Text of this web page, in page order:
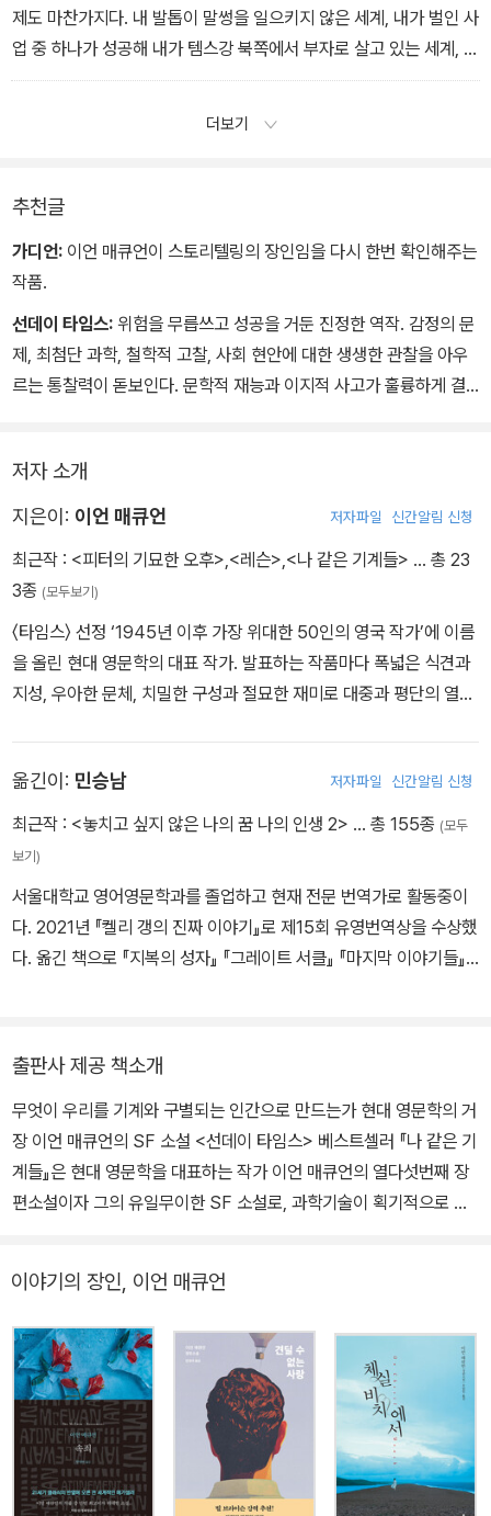
한 논의를 위해 총리 별장에서 가진 대처 총리와의 오찬, 아마존 보호
를 호소하기 위한 브라질 대통령과의 만찬이있었다. 그는 오랜 세
월 컴퓨터 혁명의 얼굴, 새 유전학의 목소리로 살아왔고 거의 스티
제도 마찬가지다. 내 발톱이 말썽을 일으키지 않은 세계, 내가 벌인 사
업 중 하나가 성공해 내가 템스강 북쪽에서 부자로 살고 있는 세계, 셰
익스피어가 어릴 때 죽어서 아무도 그를 그리워하지 않고, 미국이 완
인 세계, 육천육백만 년 전 지구가 운석과 충돌하기 전에 몇 분 더회전
서 공룡이 멸종하지 않고 영리한 유인원을 포함한 포유류에게 미래
를 내주지 않은 세계, 그런 세계들을 떠올리는건 얼마나 쉬운가.
더보기
추천글
가디언: 이언 매큐언이 스토리텔링의 장인임을 다시 한번 확인해주는
작품.
선데이 타임스: 위험을 무릅쓰고 성공을 거둔 진정한 역작. 감정의 문
제, 최첨단 과학, 철학적 고찰, 사회 현안에 대한 생생한 관찰을 아우
르는 통찰력이 돋보인다. 문학적 재능과 이지적 사고가 훌륭하게 결
저자 소개
지은이: 이언 매큐언 저자파일 신간알림 신청
최근작 : <피터의 기묘한 오후> <레슨> <나 같은 기계들> … 총 23
3종 (모두보기)
〈타임스〉 선정 ‘1945년 이후 가장 위대한 50인의 영국 작가’에 이름
을 올린 현대 영문학의 대표 작가. 발표하는 작품마다 폭넓은 식견과
지성, 우아한 문체, 치밀한 구성과 절묘한 재미로 대중과 평단의 열렬
다니며 자랐다. 1970년 서식스대학교 영문학부를 졸업한 후 이스트
앵글리아대학교에서 문학 석사학위를 받았고, 소설가 맬컴 브래드버
리의 지도하에 소설 창작을 공부했다. 1975년 소설집 『첫 사랑 마지
『검은 개』를 발표해 『위험한 이방인』에 이어 두번째로 부커상 최종
후보에 올랐고, 1998년 『암스테르담』으로 부커상을 수상했다. 이어
세계적인 베스트셀러 『속죄』로 LA 타임스 도서상, 전미도서비평가협
부커상 최종 후보에 올랐으며 브리티시 북 어워드 올해의 도서상과
학적 전환점에 들어섰다는 찬사를 받았다. 그 밖의 작품으로 『이노센
트』 『견딜 수 없는 사랑』 『토요일』 『솔라』 『칠드런 액트』 『넛셸』 『나
같은 기계들』 『바퀴벌레』 등이 있으며, 다수의 작품이 영화화되었다.
1983년 왕립 문학회 회원으로 선출되었고, 2000년 영국 왕실로부
년 괴테문화원이 수여하는 괴테 메달을 받았다.
옮긴이: 민승남 저자파일 신간알림 신청
최근작 : <놓치고 싶지 않은 나의 꿈 나의 인생 2> … 총 155종 (모두
보기)
서울대학교 영어영문학과를 졸업하고 현재 전문 번역가로 활동중이
다. 2021년 『켈리 갱의 진짜 이야기』로 제15회 유영번역상을 수상했
다. 옮긴 책으로 『지복의 성자』 『그레이트 서클』 『마지막 이야기들』
울』 『기러기』 『밤으로의 긴 여로』 『인도로 가는 길』 등이 있다.
출판사 제공 책소개
무엇이 우리를 기계와 구별되는 인간으로 만드는가 현대 영문학의 거
장 이언 매큐언의 SF 소설 <선데이 타임스> 베스트셀러 『나 같은 기
계들』은 현대 영문학을 대표하는 작가 이언 매큐언의 열다섯번째 장
편소설이자 그의 유일무이한 SF 소설로, 과학기술이 획기적으로 발
이언 매큐언은 언제나 현실사회에 예민한 안테나를 세운 채 현재진행
형의 질문을 던지는 작가다. 1998년 부커상 수상작인 『암스테르담』
은 안락사 문제를, 9·11 테러와 이라크전쟁의 여파로 국제사회가 떠
들썩하던 2004년 발표한 『토요일』은 전쟁과 테러를 다뤘고, 브렉시
트 직후 발표한 『바퀴벌레』는 폐쇄적인 영국의 정치와 사회를 신랄하
게 풍자했으며, 열한번째 장편소설 『솔라』에서는 온난화라는 전 지구
적인 위기를 블랙유머로 담아냈다. 『나 같은 기계들』에서 그가 선택
한 것은 챗GPT를 비롯해 우리의 삶 곳곳에 빠르게 스며들고 있는 인
이야기의 장인, 이언 매큐언